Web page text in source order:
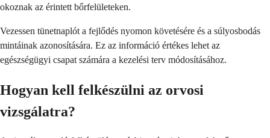
okoznak az érintett bőrfelületeken.
Vezessen tünetnaplót a fejlődés nyomon követésére és a súlyosbodás
mintáinak azonosítására. Ez az információ értékes lehet az
egészségügyi csapat számára a kezelési terv módosításához.
Hogyan kell felkészülni az orvosi
vizsgálatra?